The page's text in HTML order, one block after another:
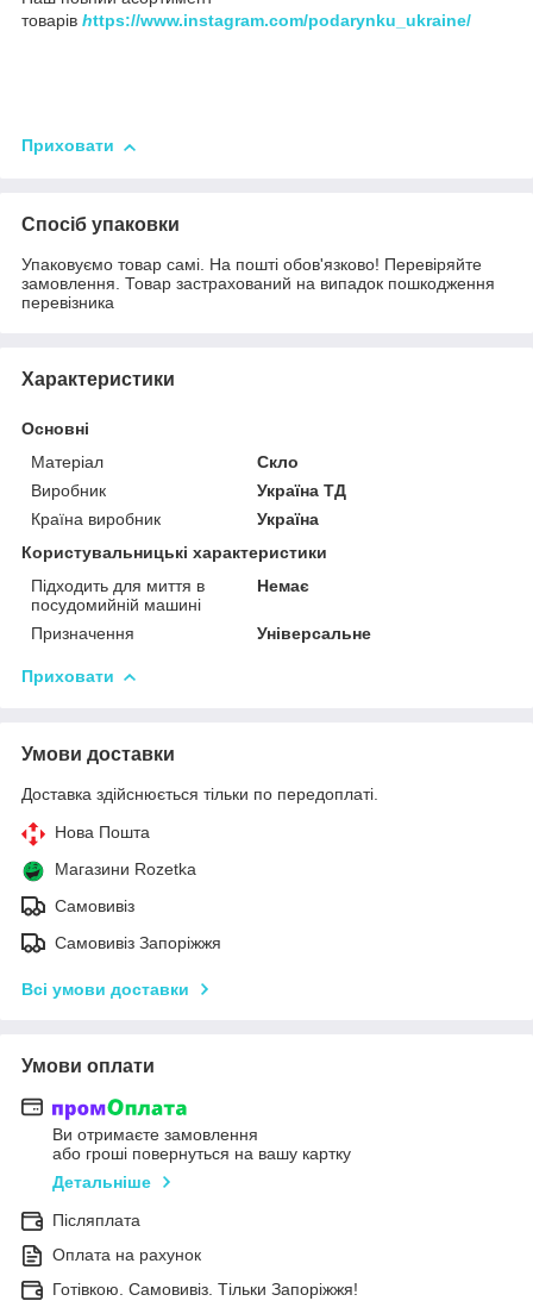
товарів https://www.instagram.com/podarynku_ukraine/
Приховати
Спосіб упаковки
Упаковуємо товар самі. На пошті обов'язково! Перевіряйте
замовлення. Товар застрахований на випадок пошкодження
перевізника
Характеристики
Основні
Матеріал
Скло
Виробник
Україна ТД
Країна виробник
Україна
Користувальницькі характеристики
Підходить для миття в
посудомийній машині
Немає
Призначення Універсальне
Приховати
Умови доставки
Доставка здійснюється тільки по передоплаті.
Нова Пошта
Магазини Rozetka
Самовивіз
Самовивіз Запоріжжя
Всі умови доставки
Умови оплати
Ви отримаєте замовлення
або гроші повернуться на вашу картку
Детальніше
Післяплата
Оплата на рахунок
Готівкою. Самовивіз. Тільки Запоріжжя!